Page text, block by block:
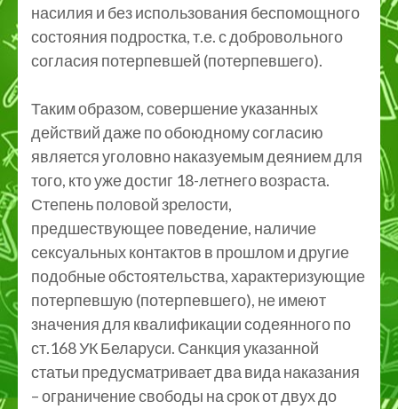
насилия и без использования беспомощного
состояния подростка, т.е. с добровольного
согласия потерпевшей (потерпевшего).
Таким образом, совершение указанных
действий даже по обоюдному согласию
является уголовно наказуемым деянием для
того, кто уже достиг 18-летнего возраста.
Степень половой зрелости,
предшествующее поведение, наличие
сексуальных контактов в прошлом и другие
подобные обстоятельства, характеризующие
потерпевшую (потерпевшего), не имеют
значения для квалификации содеянного по
ст.168 УК Беларуси. Санкция указанной
статьи предусматривает два вида наказания
– ограничение свободы на срок от двух до